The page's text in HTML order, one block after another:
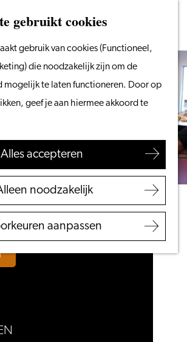
gebruikt cookies
gebruik van cookies (Functioneel,
die noodzakelijk zijn om de
mogelijk te laten functioneren. Door op
geef je aan hiermee akkoord te
Alles accepteren
noodzakelijk
aanpassen
Menu
ZoekenVanaf het water
wandelen
Winkelen
Eten & drinken
Met kinderen
VVV Leiden
Bereikbaarheid
Regio Leiden
Zoeken